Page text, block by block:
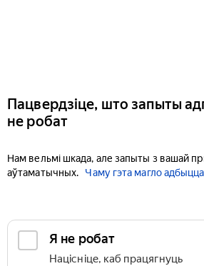
Пацвердзіце, што запыты
не робат
Нам вельмі шкада, але запыты з вашай
аўтаматычных.
Чаму гэта магло
Я не робат
Націсніце, каб працягнуць